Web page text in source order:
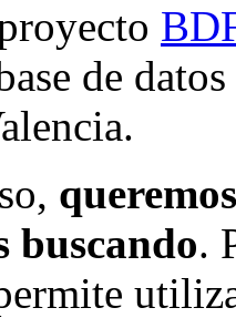
de
buscando.